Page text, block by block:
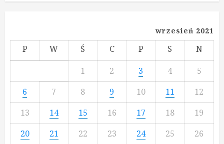
wrzesień 2021
P W Ś C P S
N
1
2 3 4
5
6
7 8 9 10 11
12
13
14 15 16 17 18
19
20
21 22 23 24 25 26